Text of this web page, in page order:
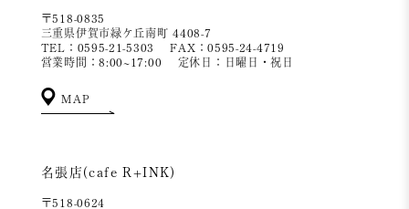
〒518-0835
三重県伊賀市緑ケ丘南町 4408-7
TEL：0595-21-5303
FAX：0595-24-4719
営業時間：8:00~17:00
定休日：日曜日・祝日
MAP
名張店(cafe R+INK)
〒518-0624